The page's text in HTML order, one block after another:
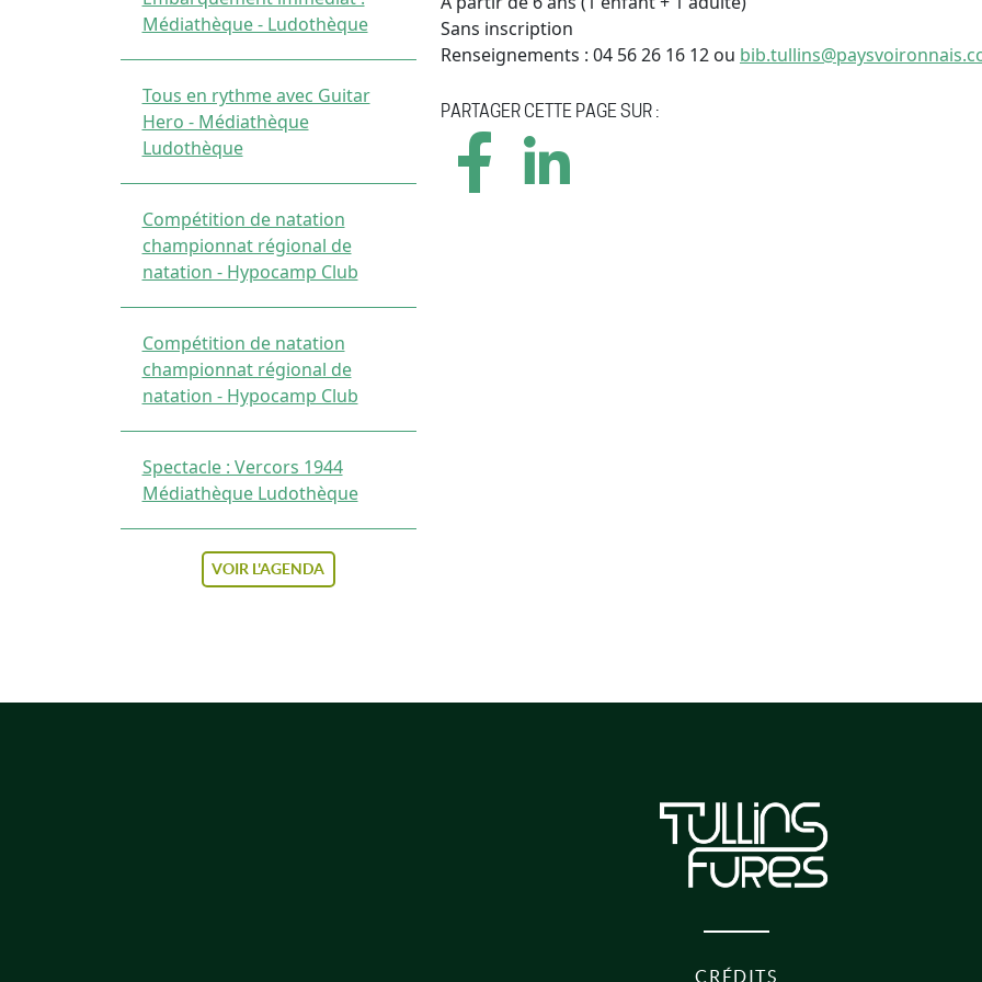
Médiathèque - Ludothèque
Tous en rythme avec Guitar
Hero - Médiathèque
Ludothèque
Compétition de natation
championnat régional de
natation - Hypocamp Club
Compétition de natation
championnat régional de
natation - Hypocamp Club
Spectacle : Vercors 1944
Médiathèque Ludothèque
VOIR L'AGENDA
Sans inscription
Renseignements : 04 56 26 16 12 ou
PARTAGER CETTE PAGE SUR :
CRÉDITS